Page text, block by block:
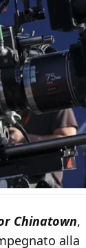
Chinatown,
alla